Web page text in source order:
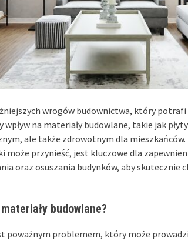
wrogów budownictwa, który
na materiały budowlane, takie jak
ale także zdrowotnym dla mieszkańców.
może przynieść, jest kluczowe dla
oraz osuszania budynków, aby skutecznie
budowlane?
poważnym problemem, który może